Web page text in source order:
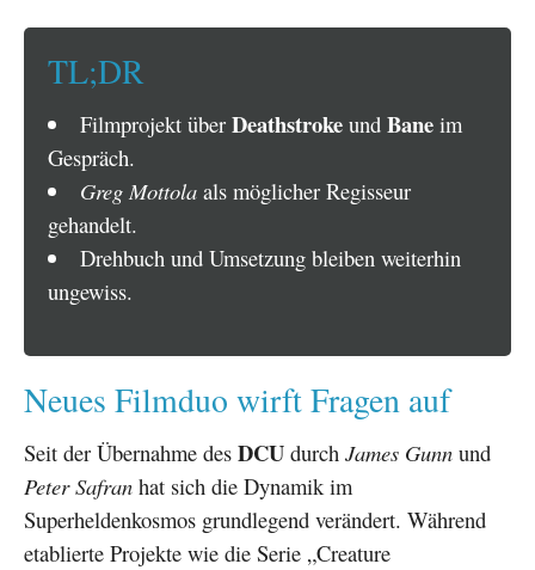
TL;DR
Filmprojekt über Deathstrokeund Baneim
Gespräch.
Greg Mottolaals möglicher Regisseur
gehandelt.
Drehbuch und Umsetzung bleiben weiterhin
ungewiss.
Neues Filmduo wirft Fragen auf
Seit der Übernahme des DCU durch James Gunn und
Peter Safran hat sich die Dynamik im
Superheldenkosmos grundlegend verändert. Während
etablierte Projekte wie die Serie „Creature